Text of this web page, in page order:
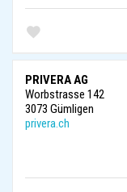
PRIVERA AG
Worbstrasse 142
3073 Gümligen
privera.ch